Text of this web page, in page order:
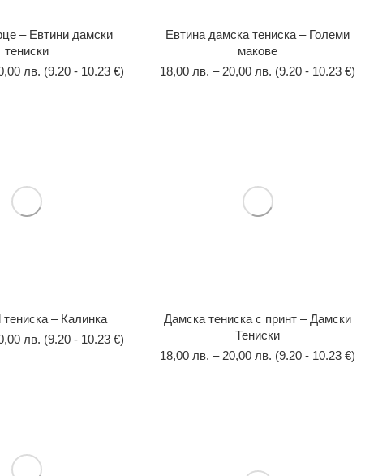
– Евтини дамски
тениски
лв. (9.20 - 10.23 €)
Евтина дамска тениска – Големи
макове
18,00 лв. –20,00 лв. (9.20 - 10.23 €)
– Калинка
лв. (9.20 - 10.23 €)
Дамска тениска с принт – Дамски
Тениски
18,00 лв. –20,00 лв. (9.20 - 10.23 €)